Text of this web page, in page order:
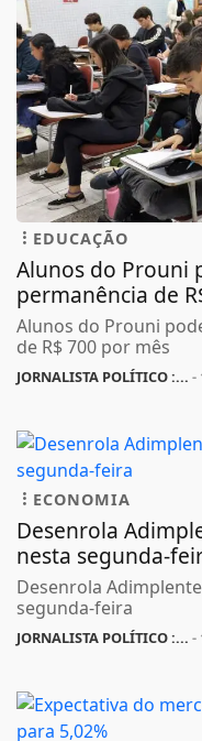
EDUCAÇÃO
Alunos do Prouni
permanência de
Alunos do Prouni
de R$ 700 por mês
JORNALISTA POLÍTICO :... -
ECONOMIA
Desenrola
nesta segunda-
Desenrola
segunda-feira
JORNALISTA POLÍTICO :... -